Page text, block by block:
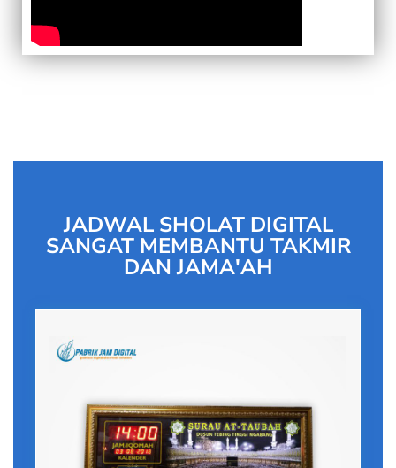
JADWAL SHOLAT DIGITAL
SANGAT MEMBANTU TAKMIR
DAN JAMA'AH